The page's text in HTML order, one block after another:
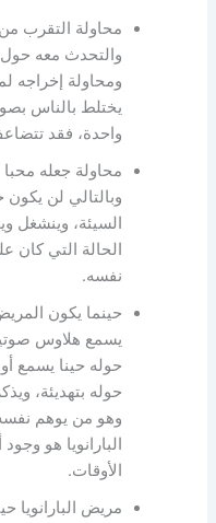
محاولة التقرب
والتحدث معه حول
ومحاولة إخراجه
يختلط بالناس
واحدة، فقد
محاولة جعله
وبالتالي لن يكون
السيئة، وينشغل
الحالة التي كان
نفسه.
حينما يكون
يسمع هلاوس
حوله حينا يسمع
حوله بتهديئة،
وهو من يوهم
البارانويا هو
الأوقات.
مريض البارانويا